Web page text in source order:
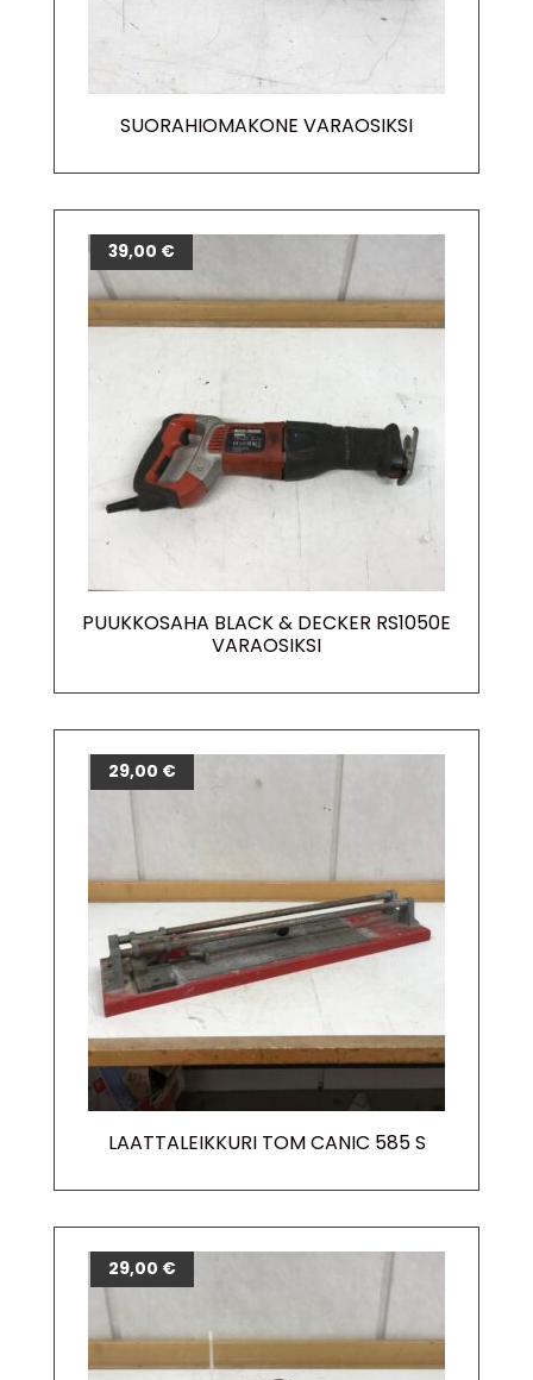
SUORAHIOMAKONE VARAOSIKSI
PUUKKOSAHA BLACK & DECKER RS1050E
VARAOSIKSI
39,00 €
LAATTALEIKKURI TOM CANIC 585 S
29,00 €
29,00 €